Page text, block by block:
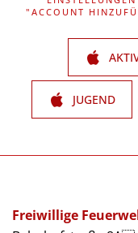
"ACCOUNT
JUGEND
Freiwillige